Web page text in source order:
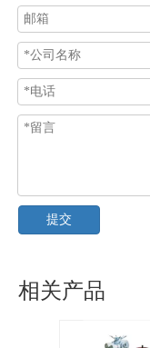
提交
相关产品